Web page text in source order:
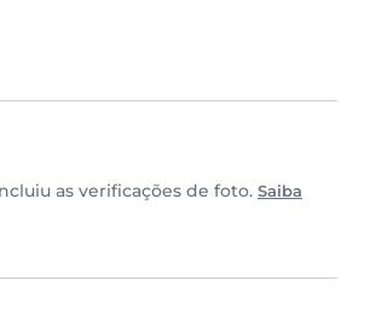
as verificações de foto. Saiba